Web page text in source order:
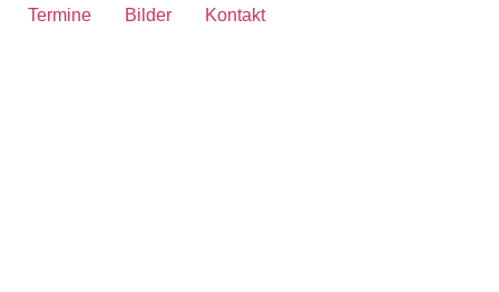
Termine Bilder Kontakt